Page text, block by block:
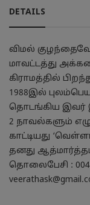
DETAILS
விமல்
மாவட்டத்து
கிராமத்தில்
1988இல்
தொடங்கிய இவர்
2 நாவல்களும்
காட்டியது
தனது
தொலைபேசி :